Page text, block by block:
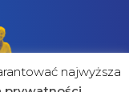
najwyższa